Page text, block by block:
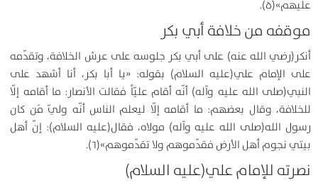
عليهم»(۵).
موقفه من خلافة أبي بكر
أنكر(رضي الله عنه) على أبي بكر جلوسه على عرش الخلافة، وتقدّمه
على الإمام علي(عليه السلام) بقوله: «يا أبا بكر، أنا أشهد على
النبي(صلى الله عليه وآله) أنّه أقام عليّاً فقالت الأنصار: ما أقامه إلّا
للخلافة، وقال بعضهم: ما أقامه إلّا ليعلم الناس أنّه وليّ مَن كان
رسول الله(صلى الله عليه وآله) مولاه، فقال(عليه السلام): إنّ أهل
بيتي نجوم أهل الأرض فقدّموهم ولا تقدّموهم»(۶).
نصرته للإمام علي(عليه السلام)